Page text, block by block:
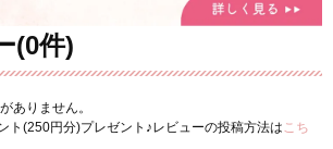
(0件)
ありません。
ト(250円分)プレゼント♪レビューの投稿方法は こち